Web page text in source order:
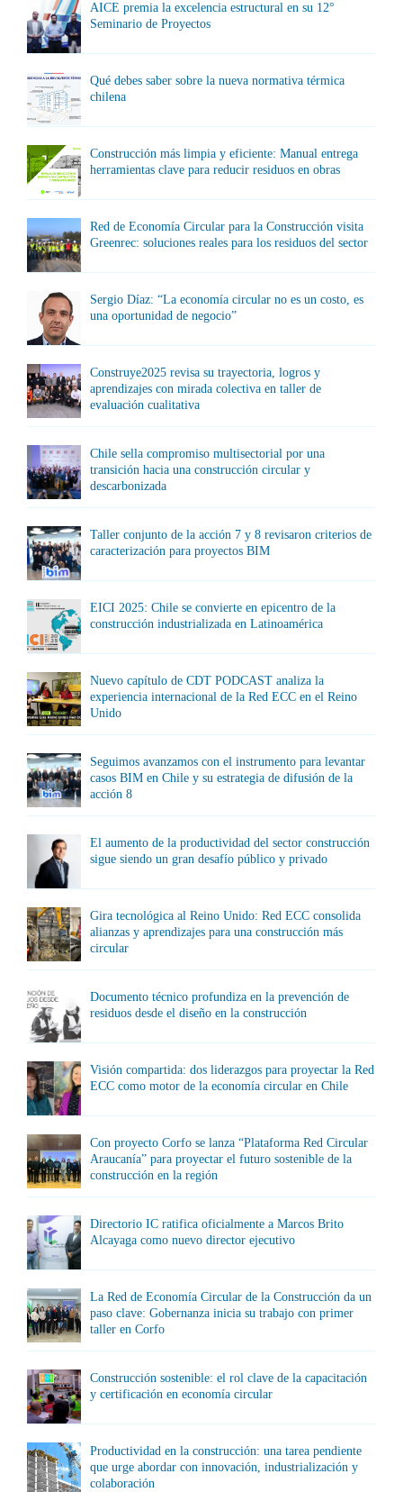
AICE premia la excelencia estructural en su 12°
Seminario de Proyectos
Qué debes saber sobre la nueva normativa térmica
chilena
Construcción más limpia y eficiente: Manual entrega
herramientas clave para reducir residuos en obras
Red de Economía Circular para la Construcción visita
Greenrec: soluciones reales para los residuos del sector
Sergio Díaz: “La economía circular no es un costo, es
una oportunidad de negocio”
Construye2025 revisa su trayectoria, logros y
aprendizajes con mirada colectiva en taller de
evaluación cualitativa
Chile sella compromiso multisectorial por una
transición hacia una construcción circular y
descarbonizada
Taller conjunto de la acción 7 y 8 revisaron criterios de
caracterización para proyectos BIM
EICI 2025: Chile se convierte en epicentro de la
construcción industrializada en Latinoamérica
Nuevo capítulo de CDT PODCAST analiza la
experiencia internacional de la Red ECC en el Reino
Unido
Seguimos avanzamos con el instrumento para levantar
casos BIM en Chile y su estrategia de difusión de la
acción 8
El aumento de la productividad del sector construcción
sigue siendo un gran desafío público y privado
Gira tecnológica al Reino Unido: Red ECC consolida
alianzas y aprendizajes para una construcción más
circular
Documento técnico profundiza en la prevención de
residuos desde el diseño en la construcción
Visión compartida: dos liderazgos para proyectar la Red
ECC como motor de la economía circular en Chile
Con proyecto Corfo se lanza “Plataforma Red Circular
Araucanía” para proyectar el futuro sostenible de la
construcción en la región
Directorio IC ratifica oficialmente a Marcos Brito
Alcayaga como nuevo director ejecutivo
La Red de Economía Circular de la Construcción da un
paso clave: Gobernanza inicia su trabajo con primer
taller en Corfo
Construcción sostenible: el rol clave de la capacitación
y certificación en economía circular
Productividad en la construcción: una tarea pendiente
que urge abordar con innovación, industrialización y
colaboración